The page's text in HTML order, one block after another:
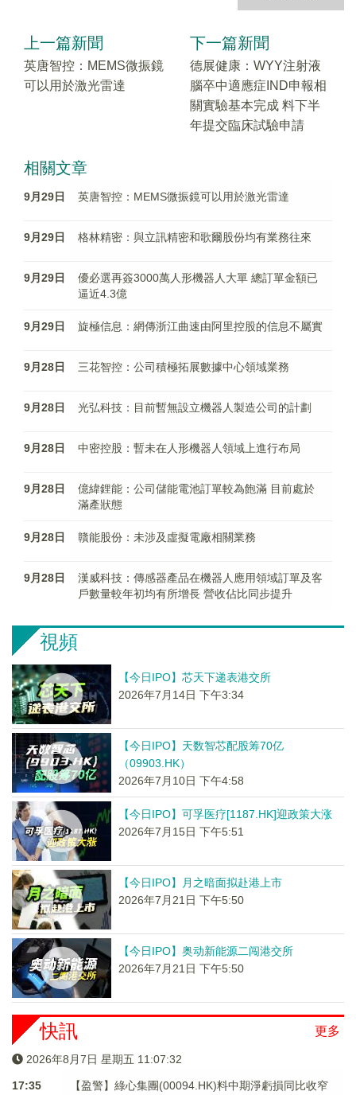
上一篇新聞
英唐智控：MEMS微振鏡
可以用於激光雷達
下一篇新聞
德展健康：WYY注射液
腦卒中適應症IND申報相
關實驗基本完成 料下半
年提交臨床試驗申請
相關文章
9月29日 英唐智控：MEMS微振鏡可以用於激光雷達
9月29日 格林精密：與立訊精密和歌爾股份均有業務往來
9月29日
優必選再簽3000萬人形機器人大單 總訂單金額已
逼近4.3億
9月29日 旋極信息：網傳浙江曲速由阿里控股的信息不屬實
9月28日 三花智控：公司積極拓展數據中心領域業務
9月28日 光弘科技：目前暫無設立機器人製造公司的計劃
9月28日 中密控股：暫未在人形機器人領域上進行布局
9月28日
億緯鋰能：公司儲能電池訂單較為飽滿 目前處於
滿產狀態
9月28日 贛能股份：未涉及虛擬電廠相關業務
9月28日
漢威科技：傳感器產品在機器人應用領域訂單及客
戶數量較年初均有所增長 營收佔比同步提升
視頻
【今日IPO】芯天下递表港交所
2026年7月14日 下午3:34
【今日IPO】天数智芯配股筹70亿
（09903.HK）
2026年7月10日 下午4:58
【今日IPO】可孚医疗[1187.HK]迎政策大涨
2026年7月15日 下午5:51
【今日IPO】月之暗面拟赴港上市
2026年7月21日 下午5:50
【今日IPO】奥动新能源二闯港交所
2026年7月21日 下午5:50
更多
快訊
2026年8月7日 星期五 11:07:32
17:35
【盈警】綠心集團(00094.HK)料中期淨虧損同比收窄